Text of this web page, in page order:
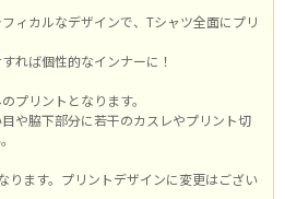
ィカルなデザインで、Tシャツ全面にプリ
れば個性的なインナーに！
プリントとなります。
や脇下部分に若干のカスレやプリント切
ります。プリントデザインに変更はござい